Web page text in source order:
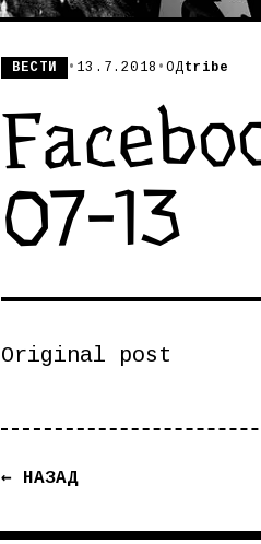
ВЕСТИ • 13.7.2018 •ОДtribe
07-13
Original post
← НАЗАД